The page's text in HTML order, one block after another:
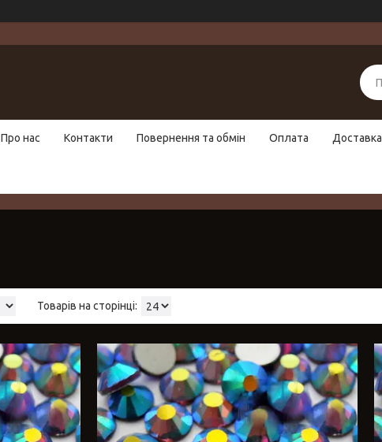
Про нас Контакти Повернення та обмін Оплата Доставка